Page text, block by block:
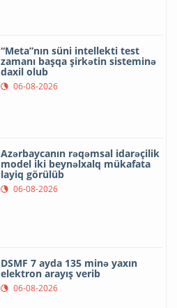
“Meta”nın süni intellekti test
zamanı başqa şirkətin sisteminə
daxil olub
06-08-2026
Azərbaycanın rəqəmsal idarəçilik
model iki beynəlxalq mükafata
layiq görülüb
06-08-2026
DSMF 7 ayda 135 minə yaxın
elektron arayış verib
06-08-2026